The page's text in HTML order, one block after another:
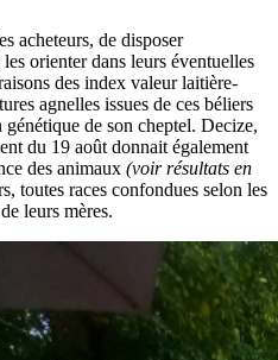
acheteurs, de disposer
orienter dans leurs éventuelles
des index valeur laitière-
agnelles issues de ces béliers
de son cheptel. Decize,
du 19 août donnait également
des animaux (voir résultats en
toutes races confondues selon les
leurs mères.